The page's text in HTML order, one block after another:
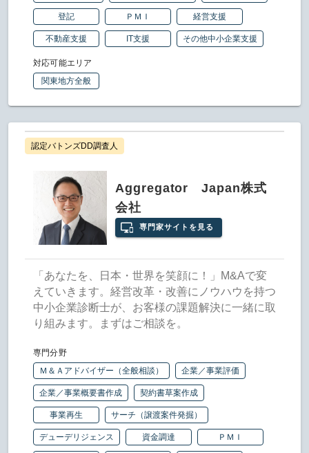
登記 ＰＭＩ 経営支援
不動産支援 IT支援 その他中小企業支援
対応可能エリア
関東地方全般
認定バトンズDD調査人
Aggregator Japan株式
会社
専門家サイトを見る
「あなたを、日本・世界を笑顔に！」M&Aで変
えていきます。経営改革・改善にノウハウを持つ
中小企業診断士が、お客様の課題解決に一緒に取
り組みます。まずはご相談を。
専門分野
Ｍ＆Ａアドバイザー（全般相談）
企業／事業評価
企業／事業概要書作成 契約書草案作成
事業再生 サーチ（譲渡案件発掘）
デューデリジェンス 資金調達 ＰＭＩ